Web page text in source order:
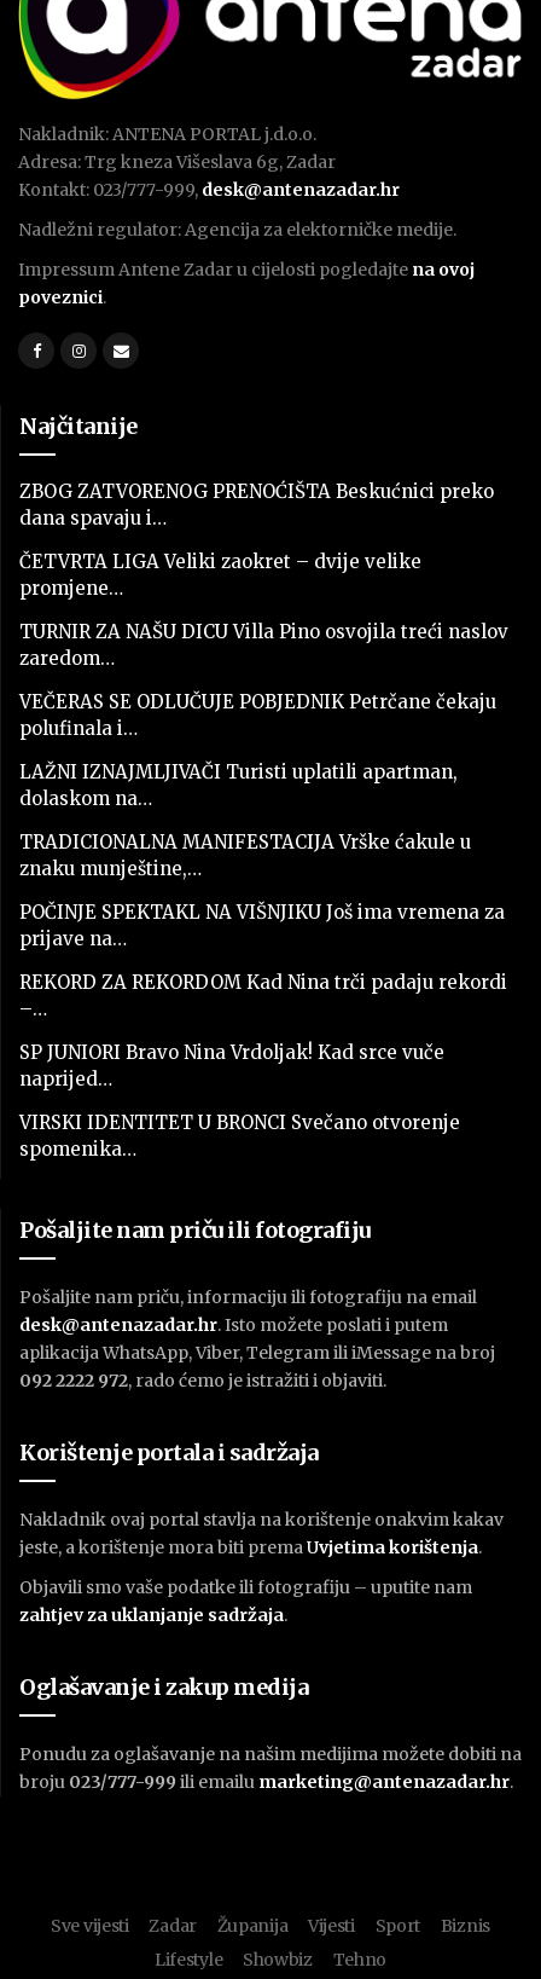
Nakladnik: ANTENA PORTAL j.d.o.o.
Adresa: Trg kneza Višeslava 6g, Zadar
Kontakt: 023/777-999, desk@antenazadar.hr
Nadležni regulator: Agencija za elektorničke medije.
Impressum Antene Zadar u cijelosti pogledajte na ovoj
poveznici.
Najčitanije
ZBOG ZATVORENOG PRENOĆIŠTA Beskućnici preko
dana spavaju i…
ČETVRTA LIGA Veliki zaokret – dvije velike
promjene…
TURNIR ZA NAŠU DICU Villa Pino osvojila treći naslov
zaredom…
VEČERAS SE ODLUČUJE POBJEDNIK Petrčane čekaju
polufinala i…
LAŽNI IZNAJMLJIVAČI Turisti uplatili apartman,
dolaskom na…
TRADICIONALNA MANIFESTACIJA Vrške ćakule u
znaku munještine,…
POČINJE SPEKTAKL NA VIŠNJIKU Još ima vremena za
prijave na…
REKORD ZA REKORDOM Kad Nina trči padaju rekordi
–…
SP JUNIORI Bravo Nina Vrdoljak! Kad srce vuče
naprijed…
VIRSKI IDENTITET U BRONCI Svečano otvorenje
spomenika…
Pošaljite nam priču ili fotografiju
Pošaljite nam priču, informaciju ili fotografiju na email
desk@antenazadar.hr. Isto možete poslati i putem
aplikacija WhatsApp, Viber, Telegram ili iMessage na broj
092 2222 972, rado ćemo je istražiti i objaviti.
Korištenje portala i sadržaja
Nakladnik ovaj portal stavlja na korištenje onakvim kakav
jeste, a korištenje mora biti premaUvjetima korištenja.
Objavili smo vaše podatke ili fotografiju – uputite nam
zahtjev za uklanjanje sadržaja.
Oglašavanje i zakup medija
Ponudu za oglašavanje na našim medijima možete dobiti na
broju 023/777-999 ili emailu marketing@antenazadar.hr.
Sve vijesti Zadar Županija Vijesti Sport
Biznis
Lifestyle
Showbiz Tehno